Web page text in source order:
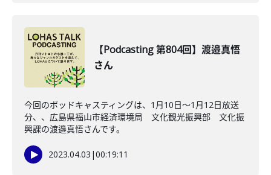
【Podcasting 第804回】渡邉真悟
さん
今回のポッドキャスティングは、1月10日〜1月12日放送
分、、広島県福山市経済環境局 文化観光振興部 文化振
興課の渡邉真悟さんです。
2023.04.03 |00:19:11